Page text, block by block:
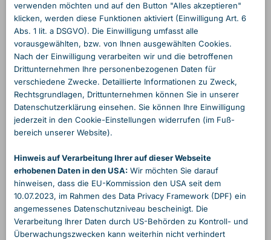
verwenden möchten und auf den Button "Alles akzeptieren"
klicken, werden diese Funktionen aktiviert (Einwilligung Art. 6
Abs. 1 lit. a DSGVO). Die Einwilligung umfasst alle
vorausgewählten, bzw. von Ihnen ausgewählten Cookies.
Nach der Einwilligung verarbeiten wir und die betroffenen
Dritt­unternehmen Ihre personen­bezogenen Daten für
verschiedene Zwecke. Detaillierte Informationen zu Zweck,
Rechts­grundlagen, Dritt­unternehmen können Sie in unserer
Daten­schutzerklärung einsehen. Sie können Ihre Einwilligung
jederzeit in den Cookie-Einstellungen widerrufen (im Fuß­
bereich unserer Website).
Hinweis auf Verarbeitung Ihrer auf dieser Webseite
erhobenen Daten in den USA:Wir möchten Sie darauf
hinweisen, dass die EU-Kommission den USA seit dem
10.07.2023, im Rahmen des Data Privacy Framework (DPF) ein
angemessenes Daten­schutzniveau bescheinigt. Die
Verarbeitung Ihrer Daten durch US-Behörden zu Kontroll- und
Überwachungs­zwecken kann weiterhin nicht verhindert